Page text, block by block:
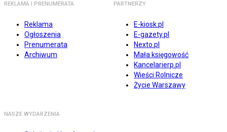
REKLAMA I PRENUMERATA
Reklama
Ogłoszenia
Prenumerata
Archiwum
PARTNERZY
E-kiosk.pl
E-gazety.pl
Nexto.pl
Mała księgowość
Kancelarierp.pl
Wieści Rolnicze
Życie Warszawy
NASZE WYDARZENIA